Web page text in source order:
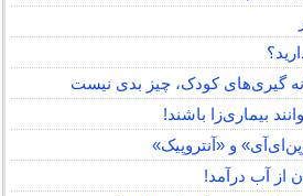
گیری‌های کودک، چیز بدی نیست
و «آنتروپیک»
از آب درآمد!